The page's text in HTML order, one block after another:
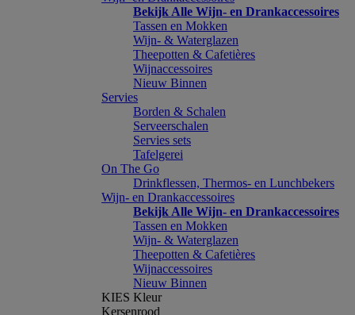
Bekijk Alle Wijn- en Drankaccessoires
Tassen en Mokken
Wijn- & Waterglazen
Theepotten & Cafetières
Wijnaccessoires
Nieuw Binnen
Servies
Borden & Schalen
Serveerschalen
Servies sets
Tafelgerei
On The Go
Drinkflessen, Thermos- en Lunchbekers
Wijn- en Drankaccessoires
Bekijk Alle Wijn- en Drankaccessoires
Tassen en Mokken
Wijn- & Waterglazen
Theepotten & Cafetières
Wijnaccessoires
Nieuw Binnen
KIES Kleur
Kersenrood